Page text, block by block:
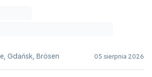
Gdańsk, Brösen
05 sierpnia 2026